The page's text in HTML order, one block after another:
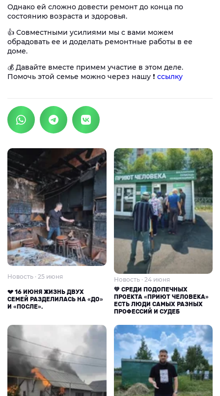
Однако ей сложно довести ремонт до конца по
состоянию возраста и здоровья.
👍 Совместными усилиями мы с вами можем
обрадовать ее и доделать ремонтные работы в ее
доме.
💰 Давайте вместе примем участие в этом деле.
Помочь этой семье можно через нашу ❗️ ссылку
Новость · 25 июня
💔 16 ИЮНЯ ЖИЗНЬ ДВУХ
СЕМЕЙ РАЗДЕЛИЛАСЬ НА «ДО»
И «ПОСЛЕ».
Новость · 24 июня
💚 СРЕДИ ПОДОПЕЧНЫХ
ПРОЕКТА «ПРИЮТ ЧЕЛОВЕКА»
ЕСТЬ ЛЮДИ САМЫХ РАЗНЫХ
ПРОФЕССИЙ И СУДЕБ